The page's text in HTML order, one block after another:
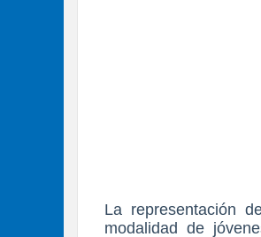
La representación
modalidad de